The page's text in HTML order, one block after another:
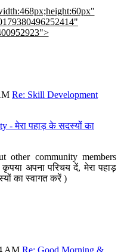
Re: Skill Development
- मेरा पहाड़ के सदस्यों का
other community members
अपना परिचय दें, मेरा पहाड़
का स्वागत करें )
AM Re: Good Morning &